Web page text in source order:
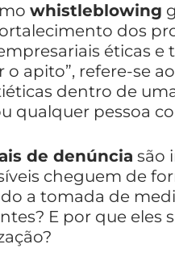
whistleblowing
dos
éticas
o apito”, refere-se
dentro de
qualquer pessoa
de denúncia são
cheguem de
a tomada de
E por que eles